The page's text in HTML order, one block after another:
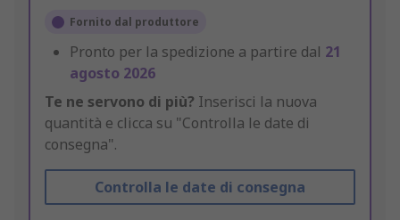
Fornito dal produttore
Pronto per la spedizione a partire dal 21
agosto 2026
Te ne servono di più? Inserisci la nuova
quantità e clicca su "Controlla le date di
consegna".
Controlla le date di consegna